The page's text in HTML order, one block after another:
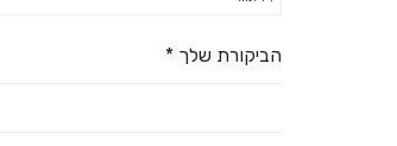
הביקורת שלך *